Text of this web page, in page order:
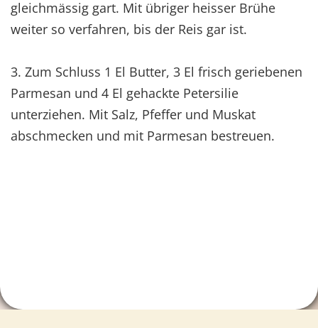
gleichmässig gart. Mit übriger heisser Brühe
weiter so verfahren, bis der Reis gar ist.
3. Zum Schluss 1 El Butter, 3 El frisch geriebenen
Parmesan und 4 El gehackte Petersilie
unterziehen. Mit Salz, Pfeffer und Muskat
abschmecken und mit Parmesan bestreuen.